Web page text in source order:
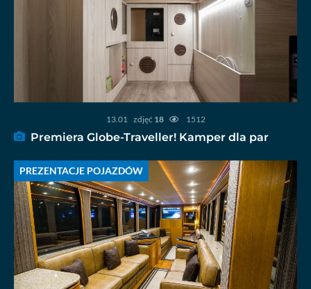
13.01 zdjęć 18 1512
Premiera Globe-Traveller! Kamper dla par
PREZENTACJE POJAZDÓW